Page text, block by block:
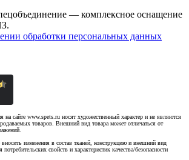
— комплексное оснащение
обработки персональных данных
сайте www.spets.ru носят художественный характер и не являются
товаров. Внешний вид товара может отличаться от
изменения в состав тканей, конструкцию и внешний вид
свойств и характеристик качества/безопасности